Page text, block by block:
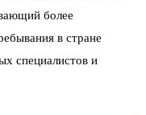
более
в стране
специалистов и